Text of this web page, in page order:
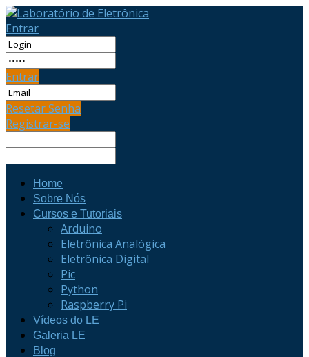
Entrar
Entrar
Resetar Senha
Registrar-se
Home
Sobre Nós
Cursos e Tutoriais
Arduino
Eletrônica Analógica
Eletrônica Digital
Pic
Python
Raspberry Pi
Vídeos do LE
Galeria LE
Blog